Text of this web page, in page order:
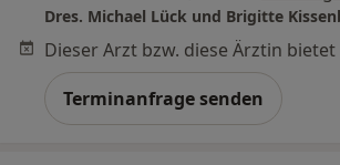
Dres. Michael Lück und Brigitte
Terminanfrage senden